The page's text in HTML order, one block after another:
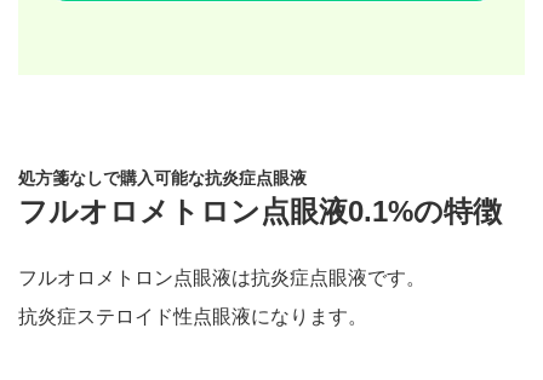
処方箋なしで購入可能な抗炎症点眼液
フルオロメトロン点眼液0.1%の特徴
フルオロメトロン点眼液は抗炎症点眼液です。
抗炎症ステロイド性点眼液になります。